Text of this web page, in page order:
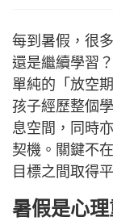
每到暑假，很
還是繼續學習
單純的「放空
孩子經歷整個
息空間，同時
契機。關鍵不
目標之間取得
暑假是心